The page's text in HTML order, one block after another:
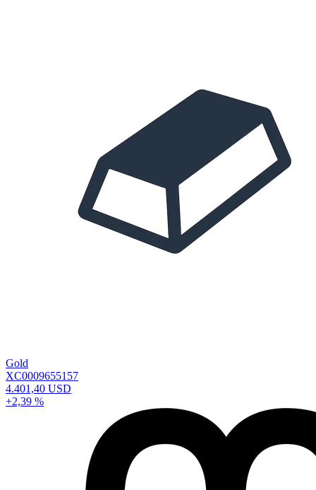
Gold
XC0009655157
4.401,40 USD
+2,39 %